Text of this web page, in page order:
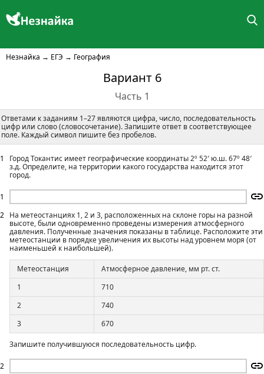
Незнайка → ЕГЭ → География
Вариант 6
Часть 1
Ответами к заданиям 1–27 являются цифра, число, последовательность
цифр или слово (словосочетание). Запишите ответ в соответствующее
поле. Каждый символ пишите без пробелов.
1
1
Город Токантис имеет географические координаты 2º 52′ ю.ш. 67º 48′
з.д. Определите, на территории какого государства находится этот
город.
2
2
На метеостанциях 1, 2 и 3, расположенных на склоне горы на разной
высоте, были одновременно проведены измерения атмосферного
давления. Полученные значения показаны в таблице. Расположите эти
метеостанции в порядке увеличения их высоты над уровнем моря (от
наименьшей к наибольшей).
Метеостанция
Атмосферное давление, мм рт. ст.
1
710
2
740
3
670
Запишите получившуюся последовательность цифр.